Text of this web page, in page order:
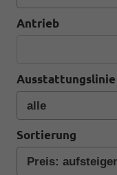
Antrieb
Ausstattungslinie
Sortierung